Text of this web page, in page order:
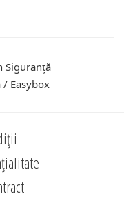
Siguranță
/ Easybox